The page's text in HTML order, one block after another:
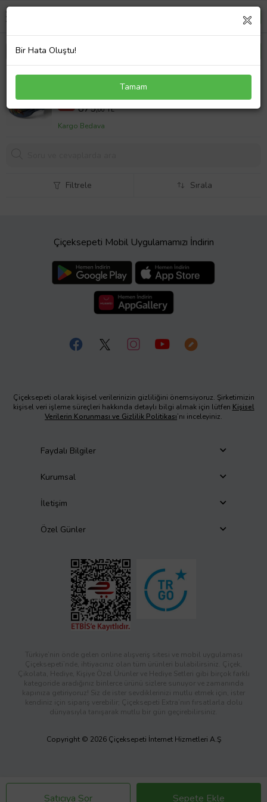
ÇANAKKALE MİMOZA NAKIŞLI DENİM MAVİ TAÇ
ÇM02A - ZELİCE (Altın / Dore)
%12 1000,00 TL
875,00 TL
Kargo Bedava
Satıcıya Sor Sepete Ekle
Filtrele Sırala
Çiçeksepeti Mobil Uygulamamızı İndirin
Çiçeksepeti olarak kişisel verilerinizin gizliliğini önemsiyoruz. Şirketimizin
kişisel veri işleme süreçleri hakkında detaylı bilgi almak için lütfen Kişisel
Verilerin Korunması ve Gizlilik Politikası’nı inceleyiniz.
Faydalı Bilgiler
Kurumsal
İletişim
Özel Günler
Türkiye’nin önde gelen online alışveriş sitesi ve mobil uygulaması
Çiçeksepeti’nde, ihtiyacınız olan tüm ürünleri bulabilirsiniz. Çiçek,
Çikolata, Hediye, Kişiye Özel Ürünler ve Hediye Setleri gibi birçok farklı
kategoride aradığınız binlerce ürünü sizlere sunuyor ve zamanında
kapınıza getiriyoruz! Siz de ister sevdiklerinizi mutlu etmek için, ister
kendiniz için sipariş verebilir; Çiçeksepeti Extra’nın fırsatlarla dolu
dünyasıyla tanışarak mutlu bir gün geçirebilirsiniz.
Copyright © 2026 Çiçeksepeti İnternet Hizmetleri A.Ş
Bir Hata Oluştu!
Tamam